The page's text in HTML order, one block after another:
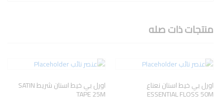
منتجات ذات صله
اورل بي خيط اسنان نعناع
ESSENTIAL FLOSS 50M
اورل بي خيط اسنان شريط SATIN
TAPE 25M